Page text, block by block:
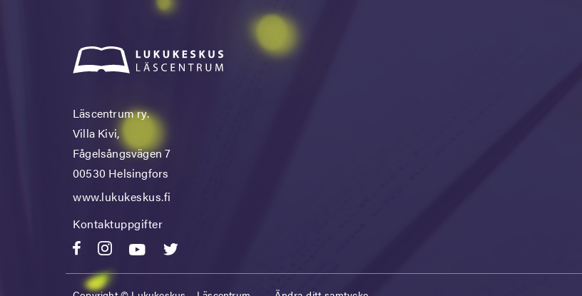
Läscentrum ry.
Villa Kivi,
Fågelsångsvägen 7
00530 Helsingfors
www.lukukeskus.fi
Kontaktuppgifter